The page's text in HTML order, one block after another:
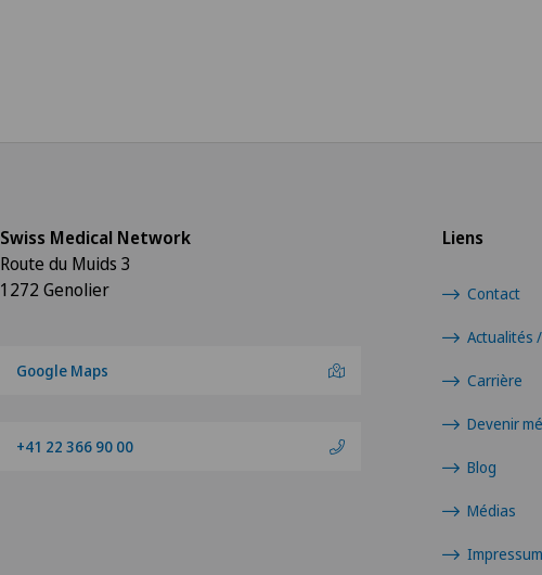
Liens
Contact
Actualités
Carrière
Devenir
Blog
Médias
Impressum
Swiss Medical Network
Route du Muids 3
1272 Genolier
Google Maps
+41 22 366 90 00